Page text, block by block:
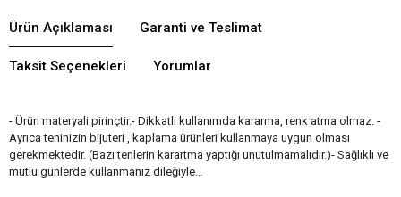
Ürün Açıklaması Garanti ve Teslimat
Taksit Seçenekleri Yorumlar
- Ürün materyali pirinçtir.- Dikkatli kullanımda kararma, renk atma olmaz. -
Ayrıca teninizin bijuteri , kaplama ürünleri kullanmaya uygun olması
gerekmektedir. (Bazı tenlerin karartma yaptığı unutulmamalıdır.)- Sağlıklı ve
mutlu günlerde kullanmanız dileğiyle…